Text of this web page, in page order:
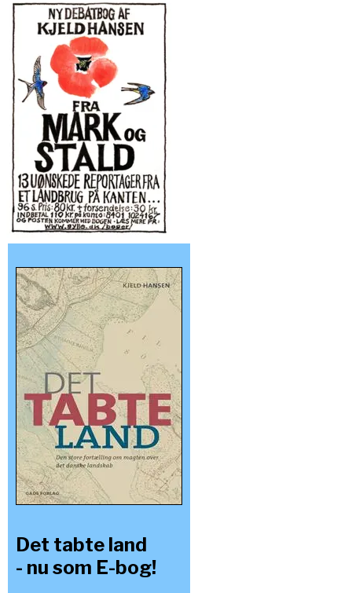
Det tabte land
- nu som E-bog!